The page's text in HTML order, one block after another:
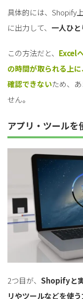
具体的には、Shopify
に出力して、 一人ひ
この方法だと、 Excel
の時間が取られる上
確認できないため、
せん。
アプリ・ツールを
2つ目が、 Shopifyと
リやツールなどを使